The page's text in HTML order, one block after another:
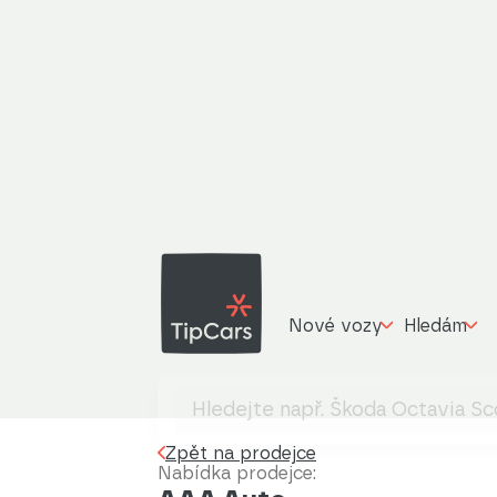
Nové vozy Hledám
Zpět na prodejce
Nabídka prodejce: